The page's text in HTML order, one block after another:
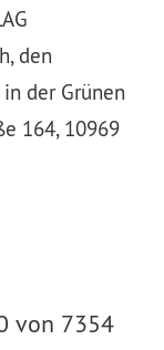
den
der Grünen
164, 10969
von 7354